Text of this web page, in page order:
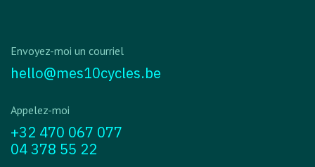
Envoyez-moi un courriel
hello@mes10cycles.be
Appelez-moi
+32 470 067 077
04 378 55 22